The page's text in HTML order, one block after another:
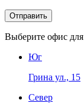
Выберите офис для
Юг
Грина ул., 15
Север